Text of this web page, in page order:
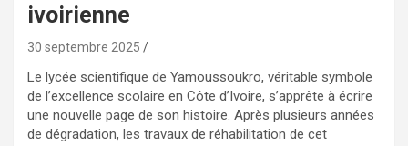
ivoirienne
30 septembre 2025
Le lycée scientifique de Yamoussoukro, véritable symbole
de l’excellence scolaire en Côte d’Ivoire, s’apprête à écrire
une nouvelle page de son histoire. Après plusieurs années
de dégradation, les travaux de réhabilitation de cet